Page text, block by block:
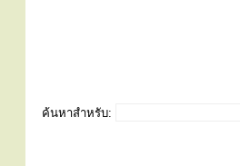
ค้นหาสำหรับ: